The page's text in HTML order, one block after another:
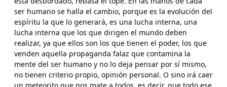
ser humano se halla el cambio, porque es la evolución del
espíritu la que lo generará, es una lucha interna, una
lucha interna que los que dirigen el mundo deben
realizar, ya que ellos son los que tienen el poder, los que
venden aquella propaganda falaz que contamina la
mente del ser humano y no lo deja pensar por sí mismo,
no tienen criterio propio, opinión personal. O sino irá caer